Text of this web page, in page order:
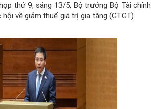
thứ 9, sáng 13/5, Bộ trưởng Bộ Tài chính
về giảm thuế giá trị gia tăng (GTGT).